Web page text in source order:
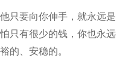
只要向你伸手，就永远是
只有很少的钱，你也永远
的、安稳的。